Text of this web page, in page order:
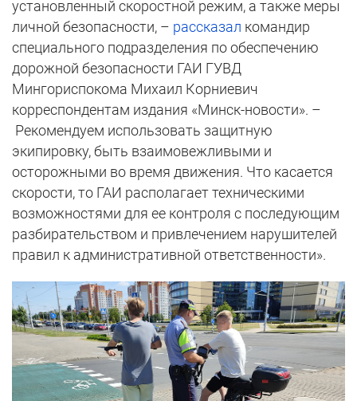
установленный скоростной режим, а также меры
личной безопасности, – рассказал командир
специального подразделения по обеспечению
дорожной безопасности ГАИ ГУВД
Мингориспокома Михаил Корниевич
корреспондентам издания «Минск-новости». –
Рекомендуем использовать защитную
экипировку, быть взаимовежливыми и
осторожными во время движения. Что касается
скорости, то ГАИ располагает техническими
возможностями для ее контроля с последующим
разбирательством и привлечением нарушителей
правил к административной ответственности».